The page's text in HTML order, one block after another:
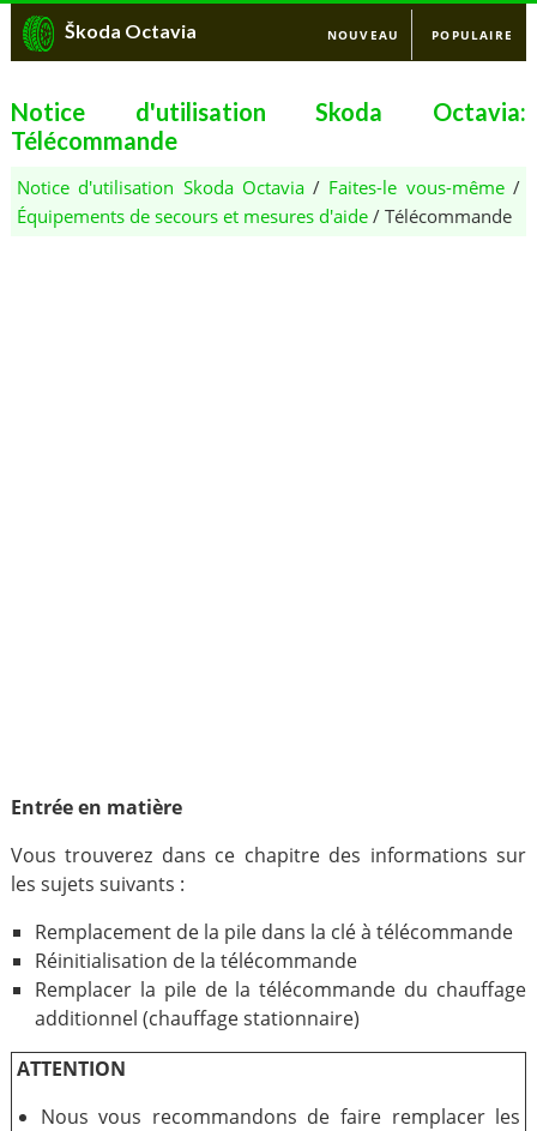
Škoda Octavia NOUVEAU POPULAIRE
Notice d'utilisation Skoda Octavia:
Télécommande
Notice d'utilisation Skoda Octavia/ Faites-le vous-même/
Équipements de secours et mesures d'aide/ Télécommande
Entrée en matière
Vous trouverez dans ce chapitre des informations sur
les sujets suivants :
Remplacement de la pile dans la clé à télécommande
Réinitialisation de la télécommande
Remplacer la pile de la télécommande du chauffage
additionnel (chauffage stationnaire)
ATTENTION
Nous vous recommandons de faire remplacer les